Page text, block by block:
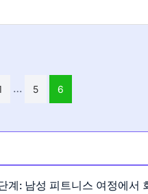
… 5 6
계: 남성 피트니스 여정에서